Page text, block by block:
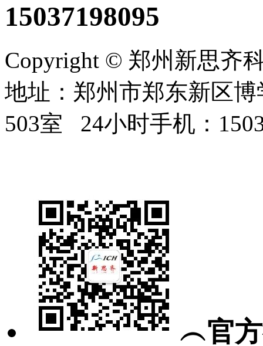
15037198095
Copyright © 郑州新思齐
地址：郑州市郑东新区
503室 24小时手机：
︵官